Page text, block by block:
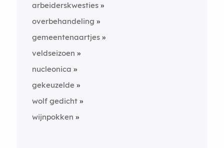
arbeiderskwesties
overbehandeling
gemeentenaartjes
veldseizoen
nucleonica
gekeuzelde
wolf gedicht
wijnpokken